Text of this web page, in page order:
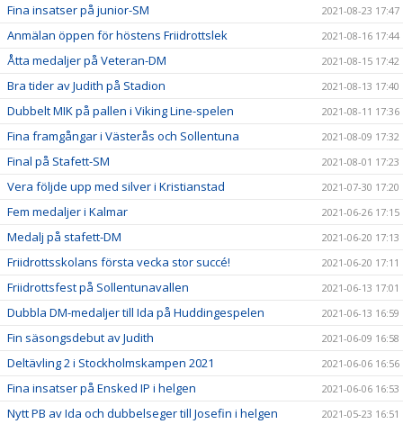
Fina insatser på junior-SM 2021-08-23 17:47
Anmälan öppen för höstens Friidrottslek 2021-08-16 17:44
Åtta medaljer på Veteran-DM 2021-08-15 17:42
Bra tider av Judith på Stadion 2021-08-13 17:40
Dubbelt MIK på pallen i Viking Line-spelen 2021-08-11 17:36
Fina framgångar i Västerås och Sollentuna 2021-08-09 17:32
Final på Stafett-SM 2021-08-01 17:23
Vera följde upp med silver i Kristianstad 2021-07-30 17:20
Fem medaljer i Kalmar 2021-06-26 17:15
Medalj på stafett-DM 2021-06-20 17:13
Friidrottsskolans första vecka stor succé! 2021-06-20 17:11
Friidrottsfest på Sollentunavallen 2021-06-13 17:01
Dubbla DM-medaljer till Ida på Huddingespelen 2021-06-13 16:59
Fin säsongsdebut av Judith 2021-06-09 16:58
Deltävling 2 i Stockholmskampen 2021 2021-06-06 16:56
Fina insatser på Ensked IP i helgen 2021-06-06 16:53
Nytt PB av Ida och dubbelseger till Josefin i helgen 2021-05-23 16:51